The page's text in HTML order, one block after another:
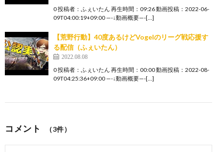
0 投稿者：ふぇいたん 再生時間：09:26 動画投稿：2022-06-
09T04:00:19+09:00 —-↓動画概要—-[…]
【荒野行動】40度あるけどVogelのリーグ戦応援す
る配信（ふぇいたん）
2022.08.08
0 投稿者：ふぇいたん 再生時間：00:00 動画投稿：2022-08-
09T04:25:36+09:00 —-↓動画概要—-[…]
コメント （3件）